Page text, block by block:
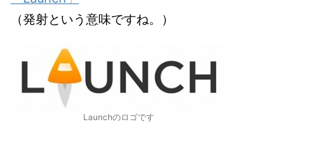
（発射という意味ですね。）
Launchのロゴです